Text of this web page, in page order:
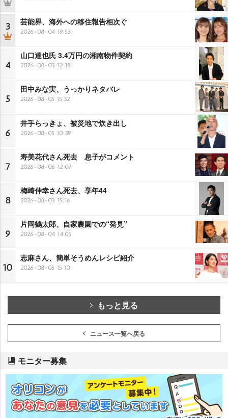
3 芸能界、海外への移住報告相次ぐ
2026-08-04 19:53
4
山口達也氏 3.4万円の湘南物件契約
2026-08-03 12:18
5
田中みな実、うっかりネタバレ
2026-08-05 15:32
6
井手らっきょ、被災地で炊き出し
2026-08-05 10:39
7
寿美花代さん死去 息子がコメント
2026-08-06 12:07
8
梅崎伸幸さん死去、享年44
2026-08-03 15:16
9
片岡鶴太郎、自家農園での“発見”
2026-08-04 14:05
10
志麻さん、簡単そうめんレシピ紹介
2026-08-05 15:10
もっと見る
ニュース一覧へ戻る
モニター募集